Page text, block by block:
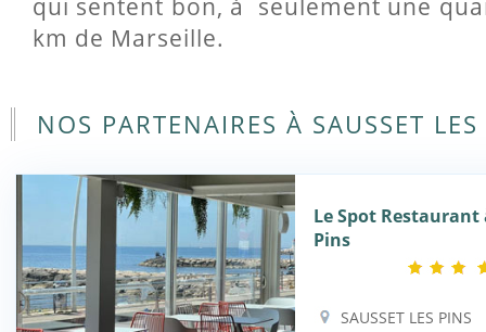
km de Marseille.
NOS PARTENAIRES À SAUSSET
Le Spot Restaurant
Pins
SAUSSET LES PINS